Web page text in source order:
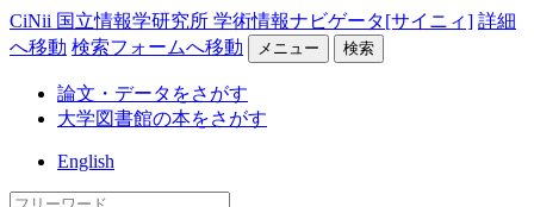
CiNii 国立情報学研究所 学術情報ナビゲータ[サイニィ] 詳細
へ移動 検索フォームへ移動 メニュー 検索
論文・データをさがす
大学図書館の本をさがす
English